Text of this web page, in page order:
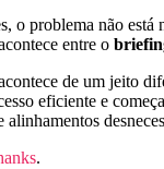
o problema não está
entre o
de um jeito
eficiente e
alinhamentos
.